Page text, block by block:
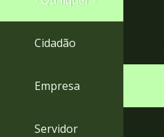
rodapé
Cidadão
Empresa
Servidor